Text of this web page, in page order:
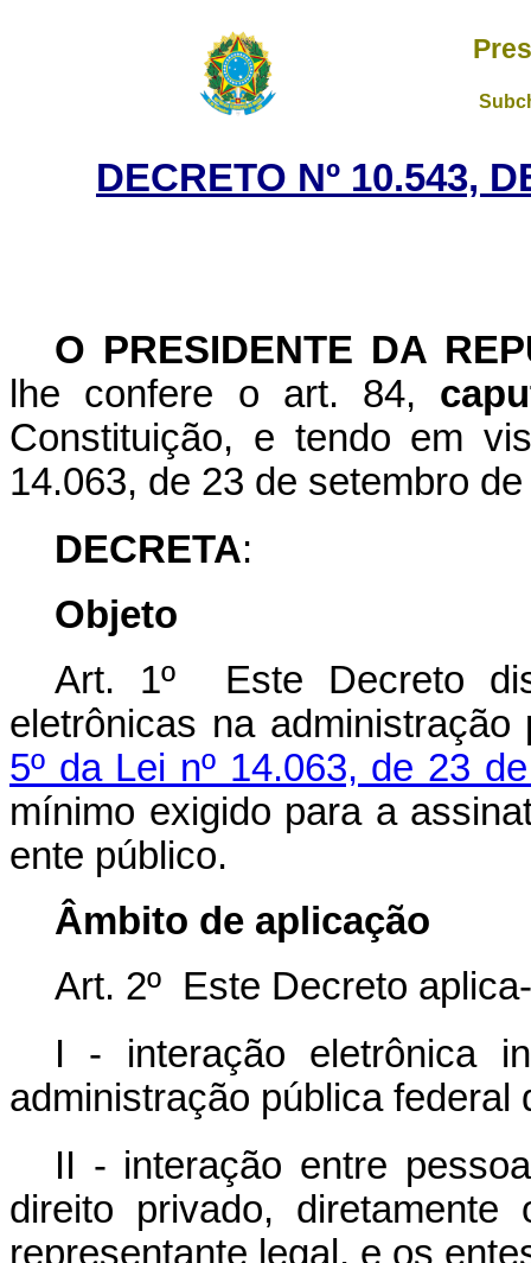
DECRETO Nº 10.543,
O PRESIDENTE DA
lhe confere o art. 84,
Constituição, e tendo em
14.063, de 23 de setembro
DECRETA:
Objeto
Art. 1º Este Decreto
eletrônicas na
5º da Lei nº 14.063, de 23
mínimo exigido para a
ente público.
Âmbito de aplicação
Art. 2º Este Decreto
I - interação eletrônica
administração pública federal
II - interação entre
direito privado,
representante legal, e os